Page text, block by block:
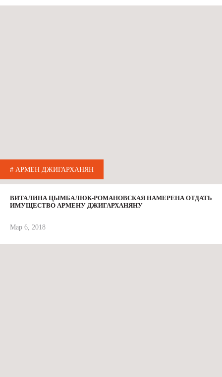
# АРМЕН ДЖИГАРХАНЯН
ВИТАЛИНА ЦЫМБАЛЮК-РОМАНОВСКАЯ НАМЕРЕНА ОТДАТЬ
ИМУЩЕСТВО АРМЕНУ ДЖИГАРХАНЯНУ
Мар 6, 2018